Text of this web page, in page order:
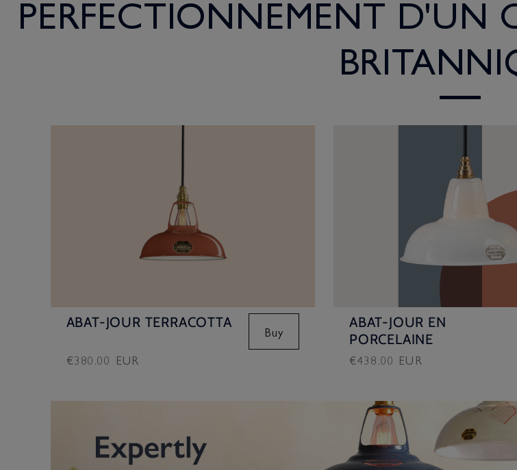
PERFECTIONNEMENT D'UN
ABAT-JOUR TERRACOTTA
Prix
€380.00 EUR
Buy
ABAT-JOUR EN
PORCELAINE
Prix
€438.00 EUR